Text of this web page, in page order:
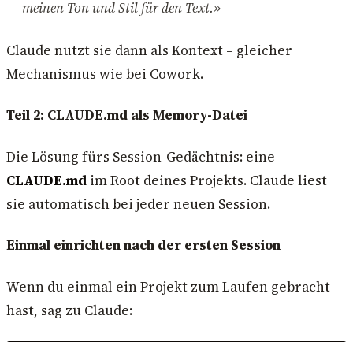
meinen Ton und Stil für den Text.»
Claude nutzt sie dann als Kontext – gleicher
Mechanismus wie bei Cowork.
Teil 2: CLAUDE.md als Memory-Datei
Die Lösung fürs Session-Gedächtnis: eine
CLAUDE.md im Root deines Projekts. Claude liest
sie automatisch bei jeder neuen Session.
Einmal einrichten nach der ersten Session
Wenn du einmal ein Projekt zum Laufen gebracht
hast, sag zu Claude: